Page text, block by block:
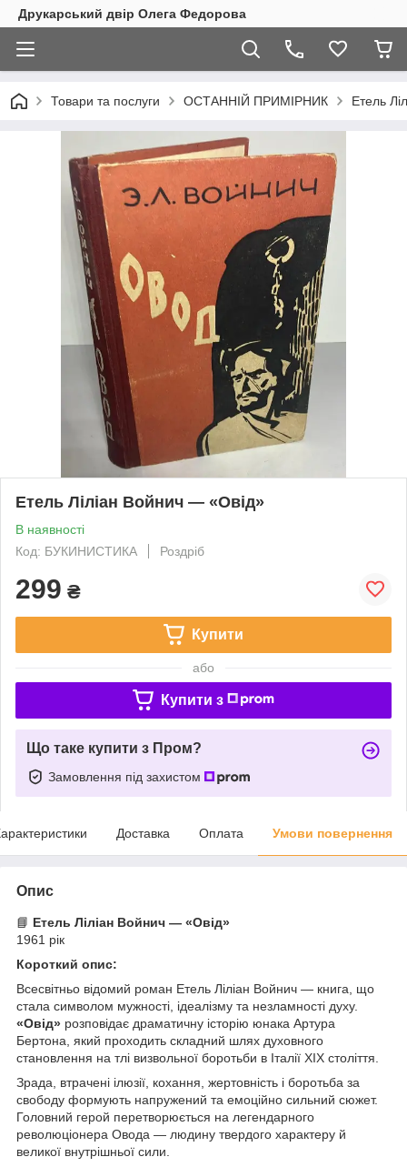
Друкарський двір Олега Федорова
Товари та послуги ОСТАННІЙ ПРИМІРНИК Етель
Етель Ліліан Войнич — «Овід»
В наявності
Код: БУКИНИСТИКА
Роздріб
299 ₴
Купити
або
Купити з
Що таке купити з Пром?
Замовлення під захистом
Доставка Оплата Умови повернення
Опис
📘 Етель Ліліан Войнич — «Овід»
1961 рік
Короткий опис:
Всесвітньо відомий роман Етель Ліліан Войнич — книга, що
стала символом мужності, ідеалізму та незламності духу.
«Овід» розповідає драматичну історію юнака Артура
Бертона, який проходить складний шлях духовного
становлення на тлі визвольної боротьби в Італії XIX століття.
Зрада, втрачені ілюзії, кохання, жертовність і боротьба за
свободу формують напружений та емоційно сильний сюжет.
Головний герой перетворюється на легендарного
революціонера Овода — людину твердого характеру й
великої внутрішньої сили.